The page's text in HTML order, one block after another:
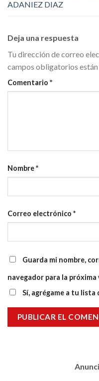
ADANIEZ DIAZ
Deja una respuesta
Tu dirección de correo
campos obligatorios
Comentario *
Nombre*
Correo electrónico *
Guarda mi nombre,
navegador para la
Sí, agrégame a tu lista